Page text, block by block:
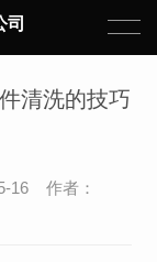
司
清洗的技巧
16 作者：